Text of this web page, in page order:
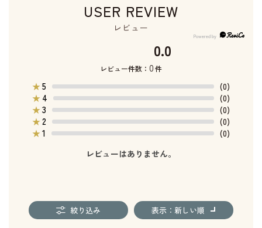
USER REVIEW
レビュー
0.0
レビュー件数： 0件
★5
(0)
★ 4
(0)
★3
(0)
★2
(0)
★1
(0)
レビューはありません。
絞り込み 表示：新しい順